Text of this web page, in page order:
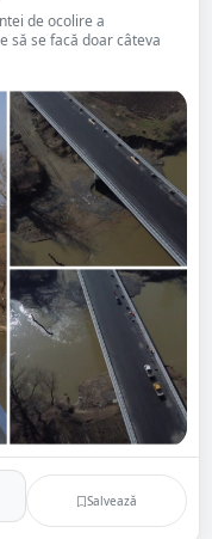
de ocolire a
să se facă doar câteva
Salvează